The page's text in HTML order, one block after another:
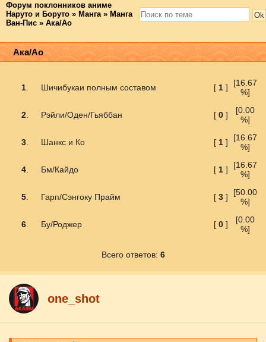
Форум поклонников аниме
Наруто и Боруто » Манга » Манга
Ван-Пис » Ака/Ао
Ака/Ао
1 Шичибукаи полным составом [ 1]
[16.67
%]
2 Рэйли/Оден/Гьяббан [ 0]
[0.00
%]
3 Шанкс и Ко [ 1]
[16.67
%]
4 Бм/Кайдо [ 1]
[16.67
%]
5 Гарп/Сэнгоку Прайм [ 3]
[50.00
%]
6 Бу/Роджер [ 0]
[0.00
%]
Всего ответов: 6
one_shot